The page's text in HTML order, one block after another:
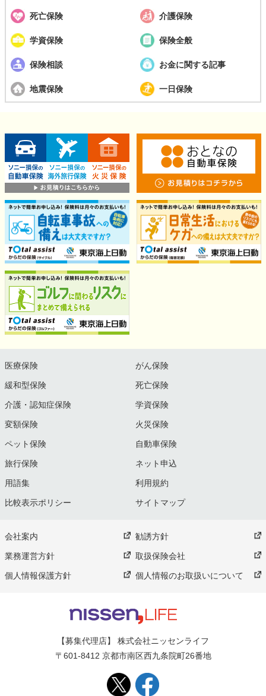
死亡保険 介護保険
学資保険 保険全般
保険相談 お金に関する記事
地震保険 一日保険
医療保険 がん保険
緩和型保険 死亡保険
介護・認知症保険 学資保険
変額保険 火災保険
ペット保険 自動車保険
旅行保険 ネット申込
用語集 利用規約
比較表示ポリシー サイトマップ
会社案内 勧誘方針
業務運営方針 取扱保険会社
個人情報保護方針 個人情報のお取扱いについて
【募集代理店】 株式会社ニッセンライフ
〒601-8412 京都市南区西九条院町26番地